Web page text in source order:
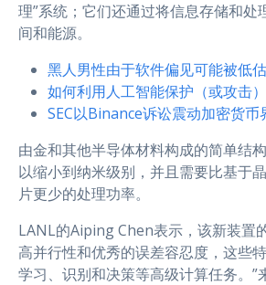
理”系统；它们还通过将信息存储和处
间和能源。
黑人男性由于软件偏见可能被低
如何利用人工智能保护（或攻击
SEC以Binance诉讼震动加密货币
由金和其他半导体材料构成的简单结
以缩小到纳米级别，并且需要比基于
片更少的处理功率。
LANL的Aiping Chen表示，该新装置
高并行性和优秀的误差容忍度，这些
学习、识别和决策等高级计算任务。”